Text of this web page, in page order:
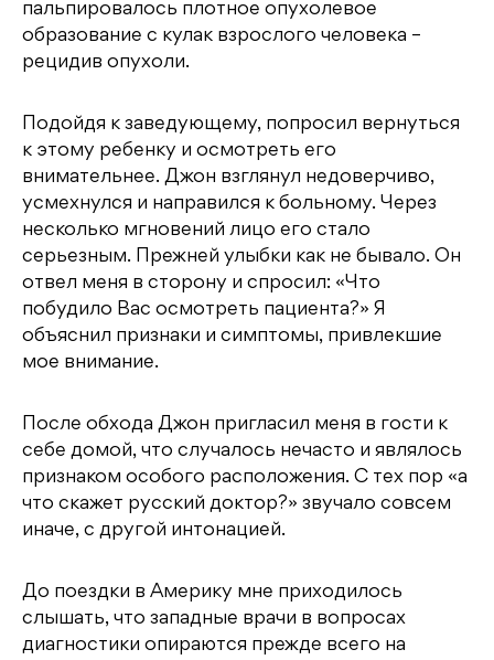
пальпировалось плотное опухолевое
образование с кулак взрослого человека –
рецидив опухоли.
Подойдя к заведующему, попросил вернуться
к этому ребенку и осмотреть его
внимательнее. Джон взглянул недоверчиво,
усмехнулся и направился к больному. Через
несколько мгновений лицо его стало
серьезным. Прежней улыбки как не бывало. Он
отвел меня в сторону и спросил: «Что
побудило Вас осмотреть пациента?» Я
объяснил признаки и симптомы, привлекшие
мое внимание.
После обхода Джон пригласил меня в гости к
себе домой, что случалось нечасто и являлось
признаком особого расположения. С тех пор «а
что скажет русский доктор?» звучало совсем
иначе, с другой интонацией.
До поездки в Америку мне приходилось
слышать, что западные врачи в вопросах
диагностики опираются прежде всего на